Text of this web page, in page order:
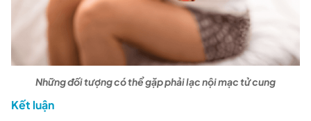
Những đối tượng có thể gặp phải lạc nội mạc tử cung
Kết luận